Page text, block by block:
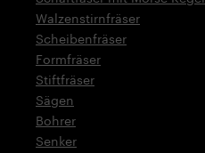
Walzenstirnfräser
Scheibenfräser
Formfräser
Stiftfräser
Sägen
Bohrer
Senker